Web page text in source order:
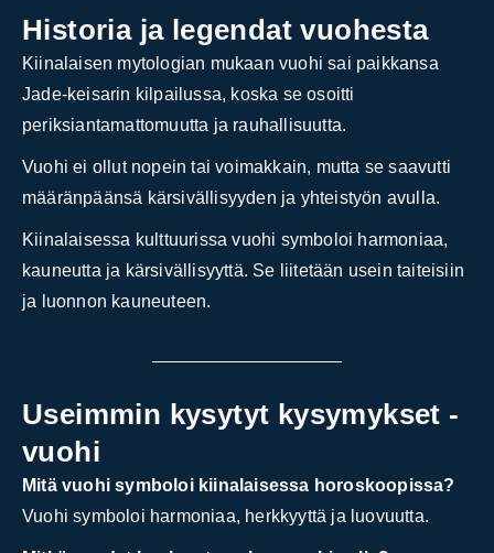
Historia ja legendat vuohesta
Kiinalaisen mytologian mukaan vuohi sai paikkansa
Jade-keisarin kilpailussa, koska se osoitti
periksiantamattomuutta ja rauhallisuutta.
Vuohi ei ollut nopein tai voimakkain, mutta se saavutti
määränpäänsä kärsivällisyyden ja yhteistyön avulla.
Kiinalaisessa kulttuurissa vuohi symboloi harmoniaa,
kauneutta ja kärsivällisyyttä. Se liitetään usein taiteisiin
ja luonnon kauneuteen.
Useimmin kysytyt kysymykset -
vuohi
Mitä vuohi symboloi kiinalaisessa horoskoopissa?
Vuohi symboloi harmoniaa, herkkyyttä ja luovuutta.